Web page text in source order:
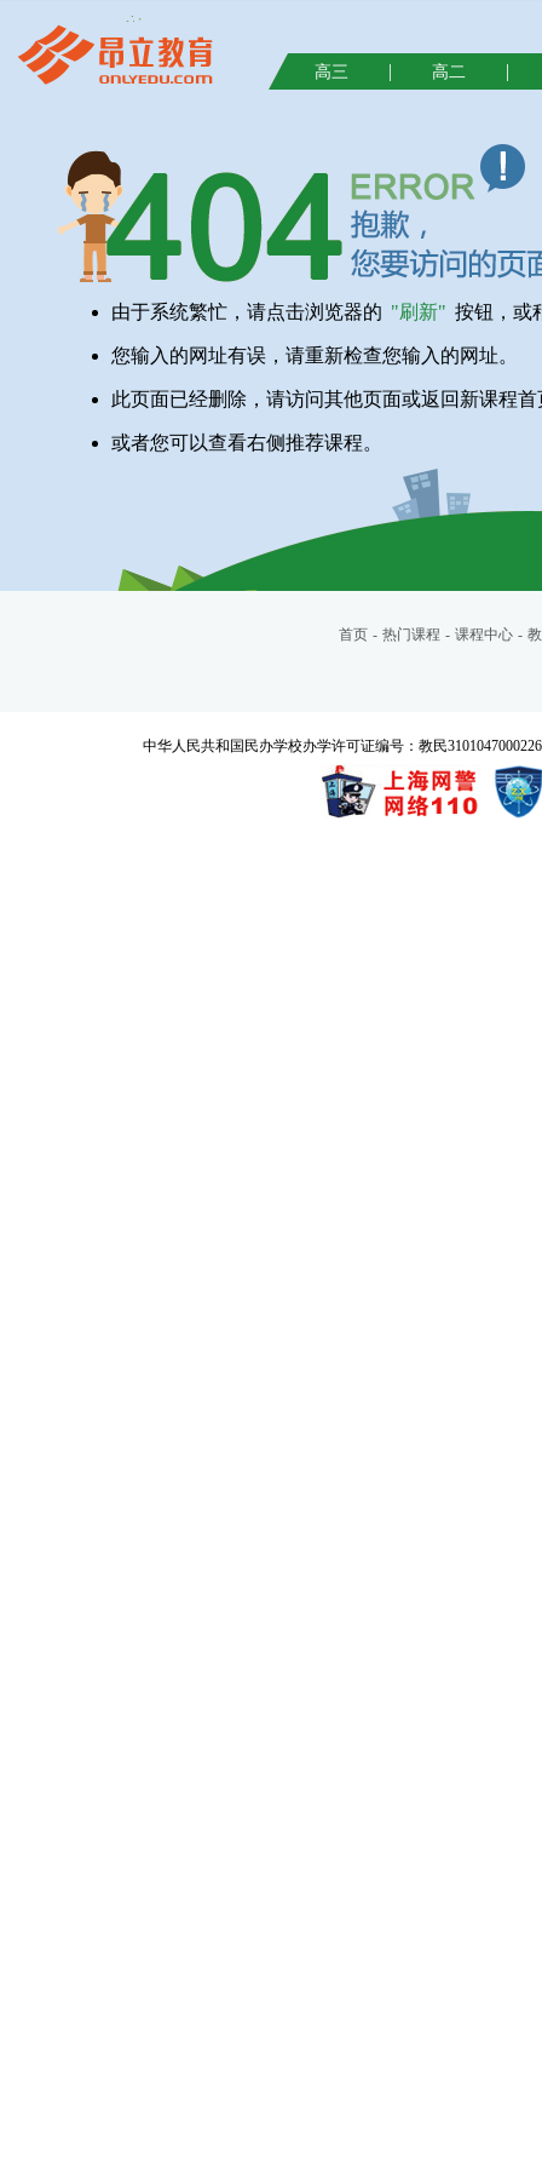
高三 | 高二 |
由于系统繁忙，请点击浏览器的 "刷新" 按钮，或
您输入的网址有误，请重新检查您输入的网址。
此页面已经删除，请访问其他页面或返回新课程首
或者您可以查看右侧推荐课程。
首页 - 热门课程 - 课程中心 -
中华人民共和国民办学校办学许可证编号：教民